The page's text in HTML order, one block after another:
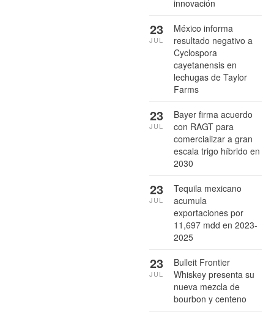
innovación
México informa
resultado negativo a
Cyclospora
cayetanensis en
lechugas de Taylor
Farms
23
JUL
Bayer firma acuerdo
con RAGT para
comercializar a gran
escala trigo híbrido en
2030
23
JUL
Tequila mexicano
acumula
exportaciones por
11,697 mdd en 2023-
2025
23
JUL
Bulleit Frontier
Whiskey presenta su
nueva mezcla de
bourbon y centeno
23
JUL